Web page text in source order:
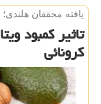
یافته محققان هلندی؛
کرونائی